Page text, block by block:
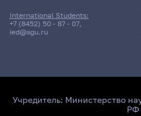
International Students:
+7 (8452) 50 - 87 - 07,
ied@sgu.ru
Учредитель: Министерство
РФ